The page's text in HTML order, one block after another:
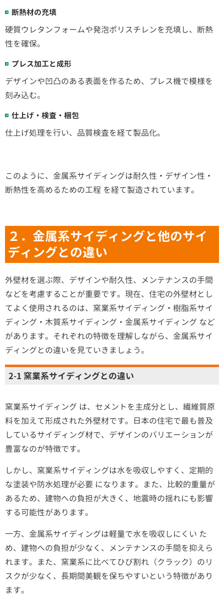
断熱材の充填
硬質ウレタンフォームや発泡ポリスチレンを充填し、断熱
性を確保。
プレス加工と成形
デザインや凹凸のある表面を作るため、プレス機で模様を
刻み込む。
仕上げ・検査・梱包
仕上げ処理を行い、品質検査を経て製品化。
このように、金属系サイディングは耐久性・デザイン性・
断熱性を高めるための工程 を経て製造されています。
２．金属系サイディングと他のサイ
ディングとの違い
外壁材を選ぶ際、デザインや耐久性、メンテナンスの手間
などを考慮することが重要です。現在、住宅の外壁材とし
てよく使用されるのは、窯業系サイディング・樹脂系サイ
ディング・木質系サイディング・金属系サイディング など
があります。それぞれの特徴を理解しながら、金属系サイ
ディングとの違いを見ていきましょう。
2-1 窯業系サイディングとの違い
窯業系サイディング は、セメントを主成分とし、繊維質原
料を加えて形成された外壁材です。日本の住宅で最も普及
しているサイディング材で、デザインのバリエーションが
豊富なのが特徴です。
しかし、窯業系サイディングは水を吸収しやすく、定期的
な塗装や防水処理が必要 になります。また、比較的重量が
あるため、建物への負担が大きく、地震時の揺れにも影響
する可能性があります。
一方、金属系サイディングは軽量で水を吸収しにくい た
め、建物への負担が少なく、メンテナンスの手間を抑えら
れます。また、窯業系に比べてひび割れ（クラック）のリ
スクが少なく、長期間美観を保ちやすいという特徴があり
ます。